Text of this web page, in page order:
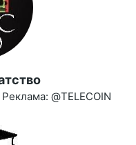
@TELECOIN